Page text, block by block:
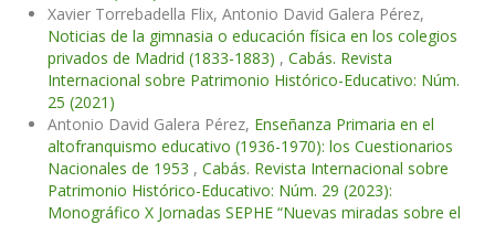
Xavier Torrebadella Flix, Antonio David Galera Pérez,
Noticias de la gimnasia o educación física en los colegios
privados de Madrid (1833-1883) , Cabás. Revista
Internacional sobre Patrimonio Histórico-Educativo: Núm.
25 (2021)
Antonio David Galera Pérez, Enseñanza Primaria en el
altofranquismo educativo (1936-1970): los Cuestionarios
Nacionales de 1953 , Cabás. Revista Internacional sobre
Patrimonio Histórico-Educativo: Núm. 29 (2023):
Monográfico X Jornadas SEPHE “Nuevas miradas sobre el